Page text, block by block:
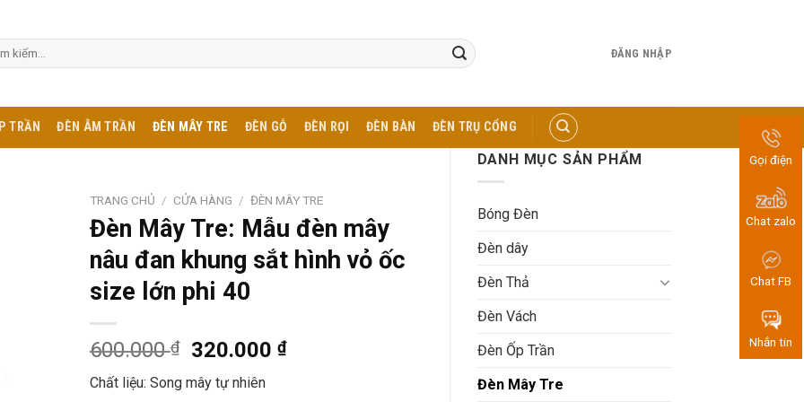
ĐĂNG NHẬP
TRẦN ĐÈN ÂM TRẦN ĐÈN MÂY TRE ĐÈN GỖ ĐÈN RỌI ĐÈN BÀN ĐÈN TRỤ CỔNG
DANH MỤC SẢN PHẨM
Bóng Đèn
Đèn dây
Đèn Thả
Đèn Vách
Đèn Ốp Trần
Đèn Mây Tre
TRANG CHỦ / CỬA HÀNG / ĐÈN MÂY TRE
Đèn Mây Tre: Mẫu đèn mây
nâu đan khung sắt hình vỏ ốc
size lớn phi 40
600.000₫ 320.000 ₫
Chất liệu: Song mây tự nhiên
Gọi điện
Chat zalo
Chat FB
Nhắn tin